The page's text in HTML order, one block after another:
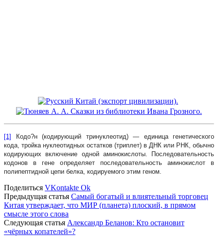
[1]
Кодо?н (кодирующий тринуклеотид) — единица генетического
кода, тройка нуклеотидных остатков (триплет) в ДНК или РНК, обычно
кодирующих включение одной аминокислоты. Последовательность
кодонов в гене определяет последовательность аминокислот в
полипептидной цепи белка, кодируемого этим геном.
Поделиться VKontakte Ok
Предыдущая статья Самый богатый и влиятельный торговец
Китая утверждает, что МИР (планета) плоский, в прямом
смысле этого слова
Следующая статья Александр Беланов: Кто остановит
«чёрных копателей»?